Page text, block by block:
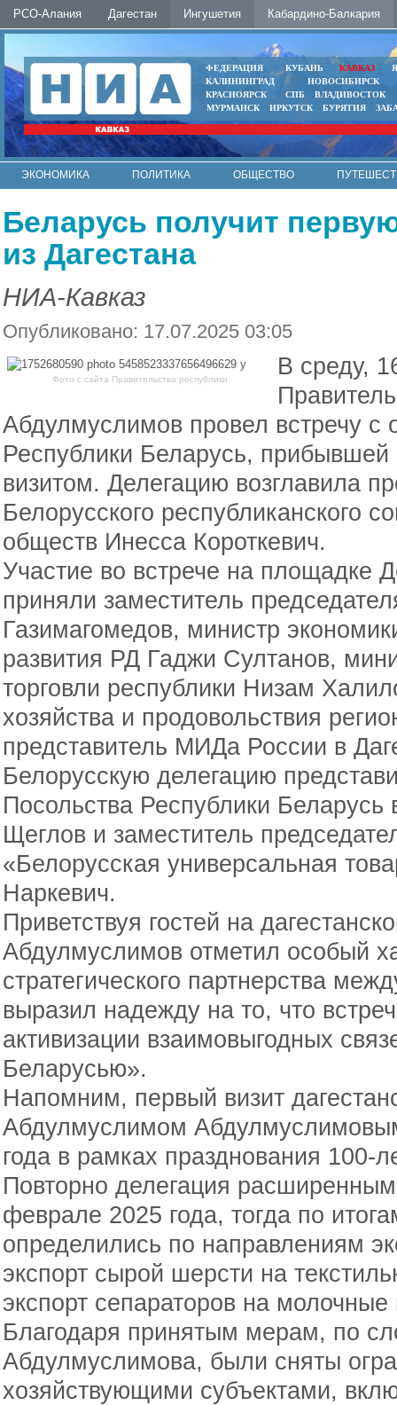
РСО-Алания Дагестан Ингушетия Кабардино-Балкария
ФЕДЕРАЦИЯ КУБАНЬ КАВКАЗ
КАЛИНИНГРАД
НОВОСИБИРСК
КРАСНОЯРСК
СПБ
ВЛАДИВОСТОК
МУРМАНСК
ИРКУТСК БУРЯТИЯ
ЭКОНОМИКА ПОЛИТИКА ОБЩЕСТВО
Беларусь получит
из Дагестана
НИА-Кавказ
Опубликовано: 17.07.2025 03:05
Фото с сайта Правительства республики
В среду,
Абдулмуслимов провел встречу с
Республики Беларусь, прибывшей
визитом. Делегацию возглавила
Белорусского республиканского
обществ Инесса Короткевич.
Участие во встрече на площадке
приняли заместитель
Газимагомедов, министр
развития РД Гаджи Султанов,
торговли республики Низам
хозяйства и продовольствия
представитель МИДа России в
Белорусскую делегацию
Посольства Республики
Щеглов и заместитель
«Белорусская универсальная
Наркевич.
Приветствуя гостей на
Абдулмуслимов отметил особый
стратегического партнерства
выразил надежду на то, что
активизации взаимовыгодных
Беларусью».
Напомним, первый визит
Абдулмуслимом
года в рамках празднования 100-
Повторно делегация
феврале 2025 года, тогда по
определились по направлениям
экспорт сырой шерсти на
экспорт сепараторов на молочные
Благодаря принятым мерам, по
Абдулмуслимова, были сняты
хозяйствующими субъектами,